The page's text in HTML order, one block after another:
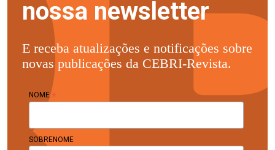
nossa newsletter
E receba atualizações e notificações sobre
novas publicações da CEBRI-Revista.
NOME
SOBRENOME